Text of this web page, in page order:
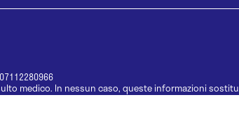
07112280966
medico. In nessun caso, queste informazioni
le informazioni disponibili come suggerimenti per